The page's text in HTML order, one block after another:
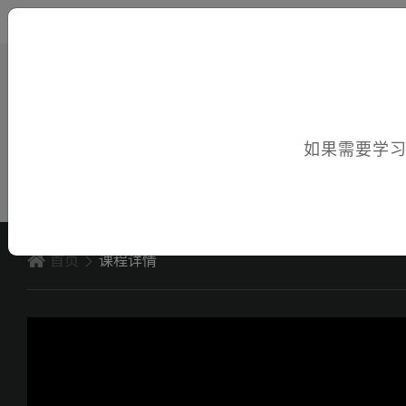
首页 课程详情
如果需要学